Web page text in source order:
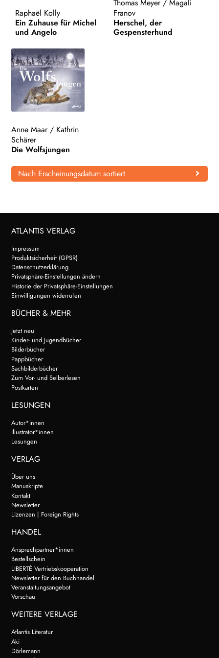
WEITERE VERLAGE
Search:
Raphaël Kolly
Ein Zuhause für Michel
und Angelo
Thomas Meyer/Magali
Franov
Herschel, der
Gespensterhund
Anne Maar/ Kathrin
Schärer
Die Wolfsjungen
Nach Erscheinungsdatum sortiert
ATLANTIS VERLAG
Impressum
Produktsicherheit (GPSR)
Datenschutzerklärung
Privatsphäre-Einstellungen ändern
Historie der Privatsphäre-Einstellungen
Einwilligungen widerrufen
BÜCHER & MEHR
Jetzt neu
Kinder- und Jugendbücher
Bilderbücher
Pappbücher
Sachbilderbücher
Zum Vor- und Selberlesen
Postkarten
LESUNGEN
Autor*innen
Illustrator*innen
Lesungen
VERLAG
Über uns
Manuskripte
Kontakt
Newsletter
Lizenzen | Foreign Rights
HANDEL
Ansprechpartner*innen
Bestellschein
LIBERTÉ Vertriebskooperation
Newsletter für den Buchhandel
Veranstaltungsangebot
Vorschau
WEITERE VERLAGE
Atlantis Literatur
Aki
Dörlemann